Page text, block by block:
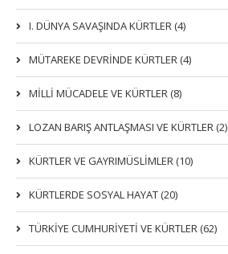
I. DÜNYA SAVAŞINDA KÜRTLER (4)
MÜTAREKE DEVRİNDE KÜRTLER (4)
MİLLİ MÜCADELE VE KÜRTLER (8)
LOZAN BARIŞ ANTLAŞMASI VE KÜRTLER (2)
KÜRTLER VE GAYRIMÜSLIMLER (10)
KÜRTLERDE SOSYAL HAYAT (20)
TÜRKİYE CUMHURİYETİ VE KÜRTLER (62)